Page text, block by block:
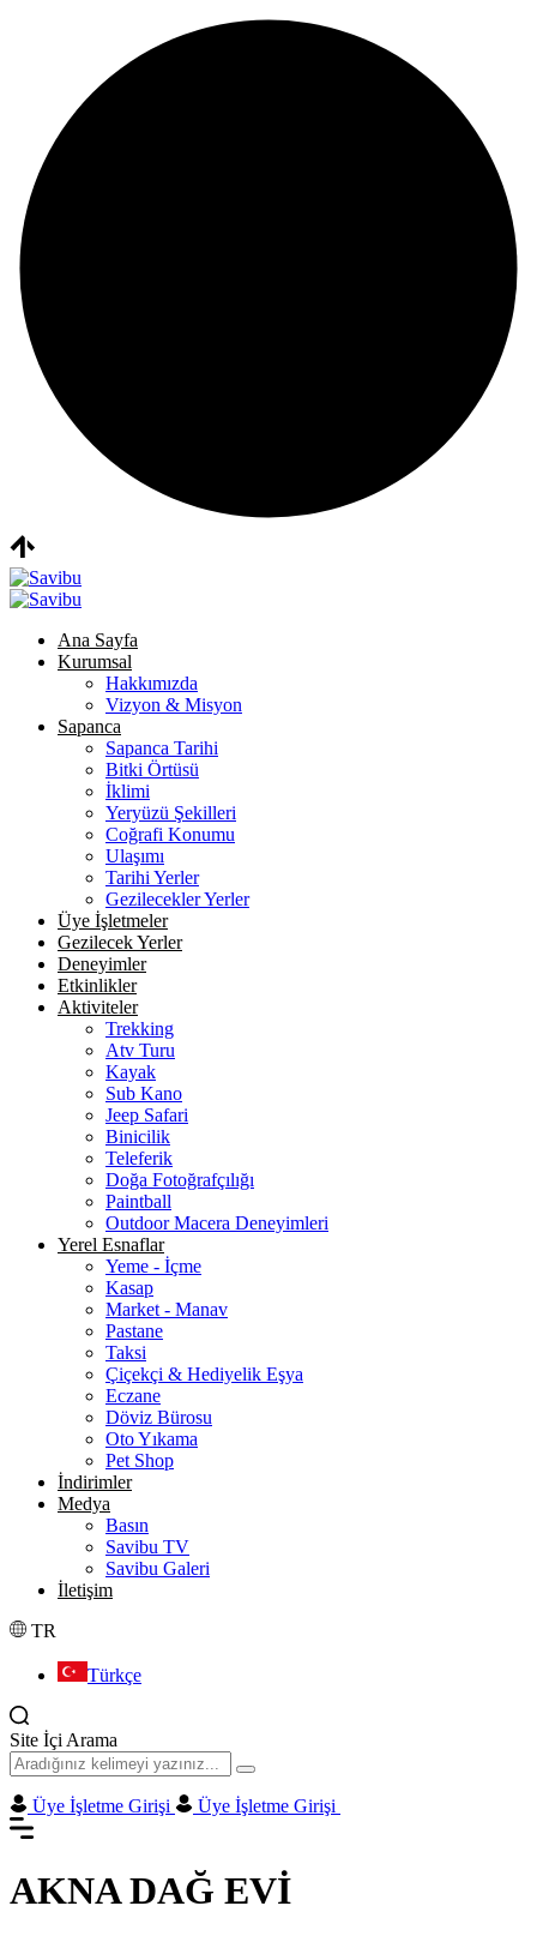
Ana Sayfa
Kurumsal
Hakkımızda
Vizyon & Misyon
Sapanca
Sapanca Tarihi
Bitki Örtüsü
İklimi
Yeryüzü Şekilleri
Coğrafi Konumu
Ulaşımı
Tarihi Yerler
Gezilecekler Yerler
Üye İşletmeler
Gezilecek Yerler
Deneyimler
Etkinlikler
Aktiviteler
Trekking
Atv Turu
Kayak
Sub Kano
Jeep Safari
Binicilik
Teleferik
Doğa Fotoğrafçılığı
Paintball
Outdoor Macera Deneyimleri
Yerel Esnaflar
Yeme - İçme
Kasap
Market - Manav
Pastane
Taksi
Çiçekçi & Hediyelik Eşya
Eczane
Döviz Bürosu
Oto Yıkama
Pet Shop
İndirimler
Medya
Basın
Savibu TV
Savibu Galeri
İletişim
TR
Türkçe
Site İçi Arama
Üye İşletme Girişi Üye İşletme Girişi
AKNA DAĞ EVİ